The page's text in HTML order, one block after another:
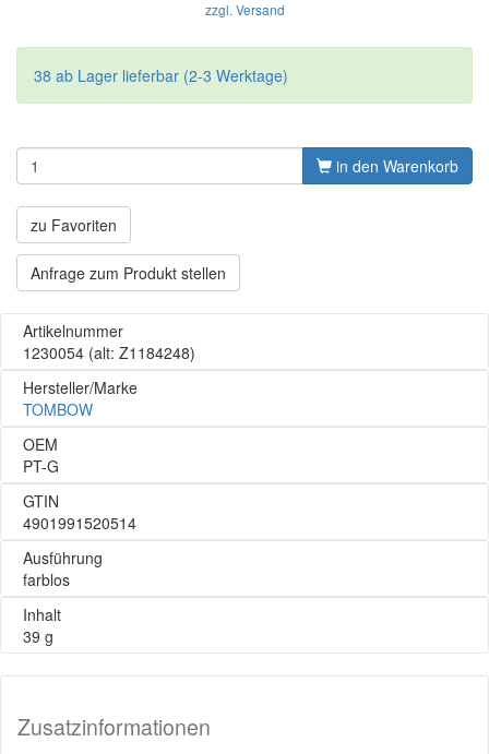
zzgl. Versand
38 ab Lager lieferbar (2-3 Werktage)
in den Warenkorb
zu Favoriten
Anfrage zum Produkt stellen
Artikelnummer
1230054 (alt: Z1184248)
Hersteller/Marke
TOMBOW
OEM
PT-G
GTIN
4901991520514
Ausführung
farblos
Inhalt
39 g
Zusatzinformationen